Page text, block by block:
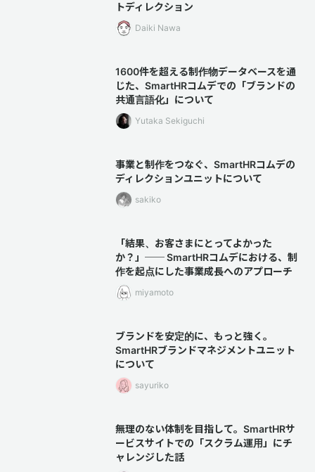
トディレクション
Daiki Nawa
1600件を超える制作物データベースを通
じた、SmartHRコムデでの「ブランドの
共通言語化」について
Yutaka Sekiguchi
事業と制作をつなぐ、SmartHRコムデの
ディレクションユニットについて
sakiko
「結果、お客さまにとってよかった
か？」── SmartHRコムデにおける、制
作を起点にした事業成長へのアプローチ
miyamoto
ブランドを安定的に、もっと強く。
SmartHRブランドマネジメントユニット
について
sayuriko
無理のない体制を目指して。SmartHRサ
ービスサイトでの「スクラム運用」にチ
ャレンジした話